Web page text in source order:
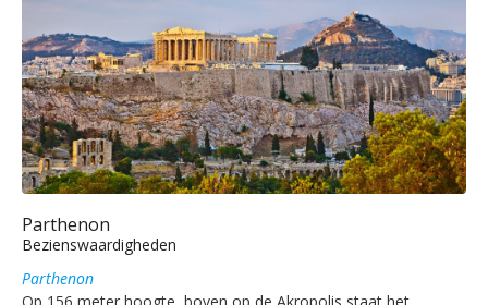
Parthenon
Bezienswaardigheden
Parthenon